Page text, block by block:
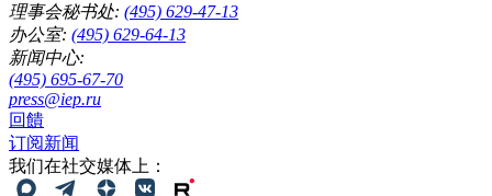
理事会秘书处: (495) 629-47-13
办公室: (495) 629-64-13
新闻中心:
(495) 695-67-70
press@iep.ru
回饋
订阅新闻
我们在社交媒体上：